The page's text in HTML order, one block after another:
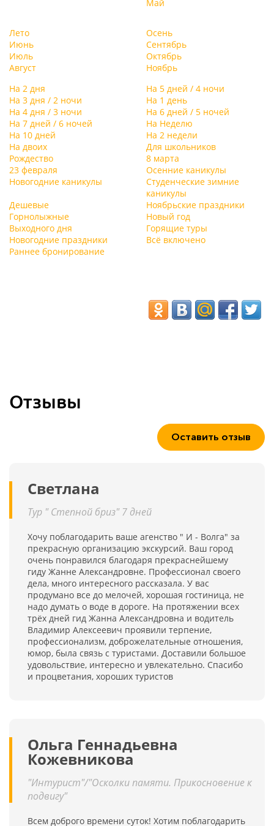
Май
Лето
Июнь
Июль
Август
Осень
Сентябрь
Октябрь
Ноябрь
На 2 дня
На 5 дней / 4 ночи
На 3 дня / 2 ночи
На 1 день
На 4 дня / 3 ночи
На 6 дней / 5 ночей
На 7 дней / 6 ночей
На Неделю
На 10 дней
На 2 недели
На двоих
Для школьников
Рождество
8 марта
23 февраля
Осенние каникулы
Новогодние каникулы
Студенческие зимние
каникулы
Дешевые
Ноябрьские праздники
Горнолыжные
Новый год
Выходного дня
Горящие туры
Новогодние праздники
Всё включено
Раннее бронирование
Отзывы
Оставить отзыв
Светлана
Тур " Степной бриз" 7 дней
Хочу поблагодарить ваше агенство " И - Волга" за
прекрасную организацию экскурсий. Ваш город
очень понравился благодаря прекраснейшему
гиду Жанне Александровне. Профессионал своего
дела, много интересного рассказала. У вас
продумано все до мелочей, хорошая гостиница, не
надо думать о воде в дороге. На протяжении всех
трёх дней гид Жанна Александровна и водитель
Владимир Алексеевич проявили терпение,
профессионализм, доброжелательные отношения,
юмор, была связь с туристами. Доставили большое
удовольствие, интересно и увлекательно. Спасибо
и процветания, хороших туристов
Ольга Геннадьевна
Кожевникова
"Интурист"/"Осколки памяти. Прикосновение к
подвигу"
Всем доброго времени суток! Хотим поблагодарить